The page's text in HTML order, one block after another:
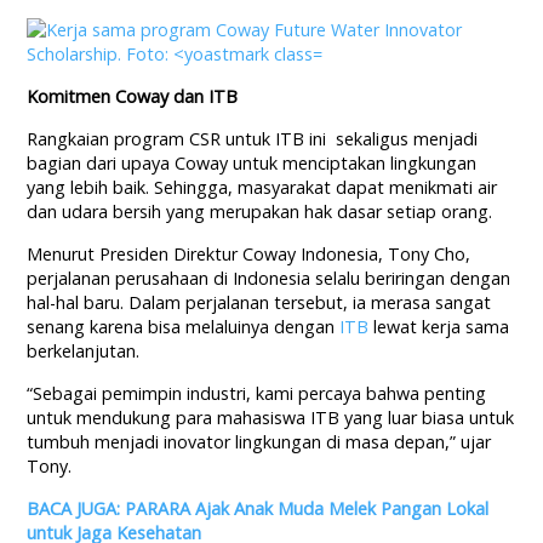
Komitmen Coway dan ITB
Rangkaian program CSR untuk ITB ini sekaligus menjadi
bagian dari upaya Coway untuk menciptakan lingkungan
yang lebih baik. Sehingga, masyarakat dapat menikmati air
dan udara bersih yang merupakan hak dasar setiap orang.
Menurut Presiden Direktur Coway Indonesia, Tony Cho,
perjalanan perusahaan di Indonesia selalu beriringan dengan
hal-hal baru. Dalam perjalanan tersebut, ia merasa sangat
senang karena bisa melaluinya dengan ITB lewat kerja sama
berkelanjutan.
“Sebagai pemimpin industri, kami percaya bahwa penting
untuk mendukung para mahasiswa ITB yang luar biasa untuk
tumbuh menjadi inovator lingkungan di masa depan,” ujar
Tony.
BACA JUGA: PARARA Ajak Anak Muda Melek Pangan Lokal
untuk Jaga Kesehatan